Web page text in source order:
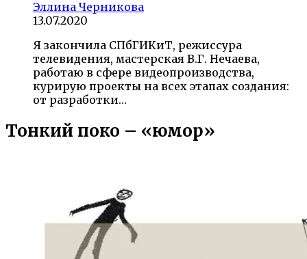
Эллина Черникова
13.07.2020
Я закончила СПбГИКиТ, режиссура
телевидения, мастерская В.Г. Нечаева,
работаю в сфере видеопроизводства,
курирую проекты на всех этапах создания:
от разработки…
Тонкий поко – «юмор»